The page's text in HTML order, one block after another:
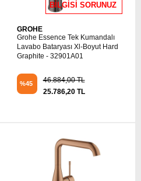
BİLGİSİ SORUNUZ
GROHE
Grohe Essence Tek Kumandalı
Lavabo Bataryası Xl-Boyut Hard
Graphite - 32901A01
%45
46.884,00 TL
25.786,20 TL